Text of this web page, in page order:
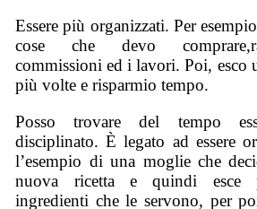
Essere più organizzati. Per
cose che devo
commissioni ed i lavori. Poi, esco
più volte e risparmio tempo.
Posso trovare del tempo
disciplinato. È legato ad essere
l’esempio di una moglie che
nuova ricetta e quindi esce
ingredienti che le servono, per